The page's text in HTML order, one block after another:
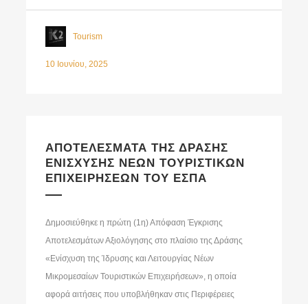
Tourism
10 Ιουνίου, 2025
ΑΠΟΤΕΛΕΣΜΑΤΑ ΤΗΣ ΔΡΑΣΗΣ
ΕΝΙΣΧΥΣΗΣ ΝΕΩΝ ΤΟΥΡΙΣΤΙΚΩΝ
ΕΠΙΧΕΙΡΗΣΕΩΝ ΤΟΥ ΕΣΠΑ
Δημοσιεύθηκε η πρώτη (1η) Απόφαση Έγκρισης
Αποτελεσμάτων Αξιολόγησης στο πλαίσιο της Δράσης
«Ενίσχυση της Ίδρυσης και Λειτουργίας Νέων
Μικρομεσαίων Τουριστικών Επιχειρήσεων», η οποία
αφορά αιτήσεις που υποβλήθηκαν στις Περιφέρειες